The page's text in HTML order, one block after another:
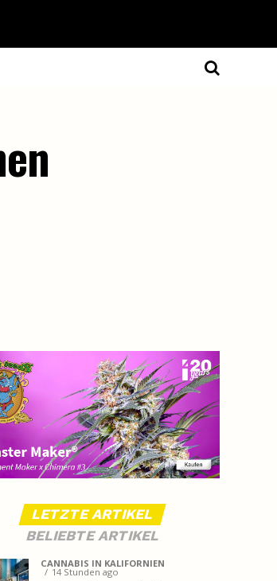
LETZTE ARTIKEL
BELIEBTE ARTIKEL
CANNABIS IN KALIFORNIEN
14 Stunden ago